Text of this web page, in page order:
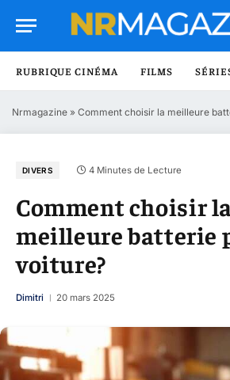
RUBRIQUE CINÉMA FILMS
Nrmagazine » Comment choisir la meilleure
DIVERS 4 Minutes de Lecture
Comment choisir
meilleure batterie
voiture?
Dimitri 20 mars 2025